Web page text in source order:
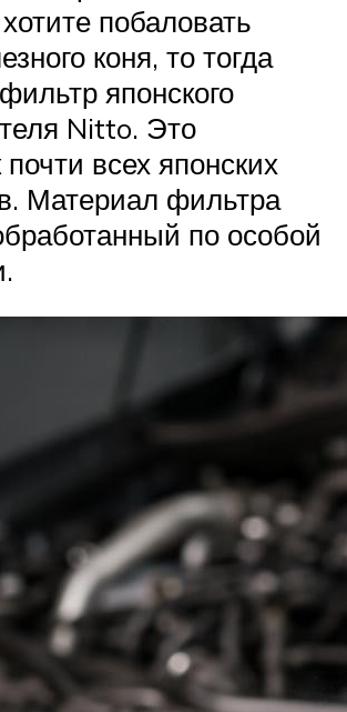
побаловать
коня, то тогда
японского
Nitto. Это
всех японских
Материал фильтра
по особой